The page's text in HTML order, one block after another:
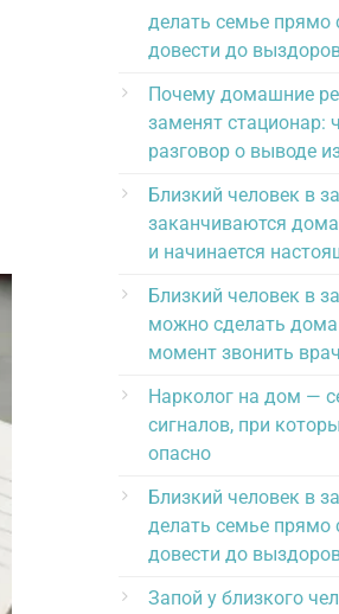
делать семье прямо
довести до
Почему домашние
заменят стационар:
разговор о выводе
Близкий человек в
заканчиваются
и начинается
Близкий человек в
можно сделать
момент звонить
Нарколог на дом —
сигналов, при
опасно
Близкий человек в
делать семье прямо
довести до
Запой у близкого